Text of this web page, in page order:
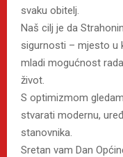
svaku obitelj.
Naš cilj je da
sigurnosti – mjesto u
mladi mogućnost
život.
S optimizmom
stvarati modernu,
stanovnika.
Sretan vam Dan